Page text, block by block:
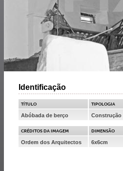
Identificação
TÍTULO
Abóbada de berço
TIPOLOGIA
Construção
CRÉDITOS DA IMAGEM
Ordem dos Arquitectos
DIMENSÃO
6x6cm